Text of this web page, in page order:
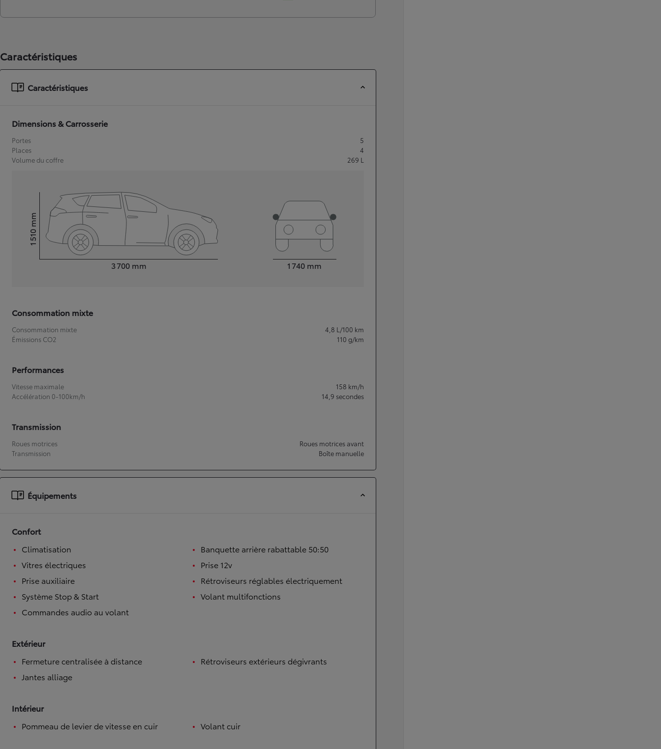
À partir de 19 700 €
Nouvelle Yaris Cross
HYBRIDE
Caractéristiques
Caractéristiques
Dimensions & Carrosserie
Portes
5
Places
4
Volume du coffre
269 L
3 700 mm
Hauteur1 510
mm
1 740 mm
Consommation mixte
Consommation mixte 4,8 L/100 km
Émissions CO2
110 g/km
Performances
Vitesse maximale 158 km/h
Accélération 0-100km/h
14,9 secondes
Transmission
Roues motrices
Roues motrices avant
Transmission
Boîte manuelle
Équipements
Confort
Climatisation
Vitres électriques
Prise auxiliaire
Système Stop & Start
Commandes audio au volant
Banquette arrière rabattable 50:50
Prise 12v
Rétroviseurs réglables électriquement
Volant multifonctions
Extérieur
Fermeture centralisée à distance
Jantes alliage
Rétroviseurs extérieurs dégivrants
Intérieur
Pommeau de levier de vitesse en cuir
Volant cuir